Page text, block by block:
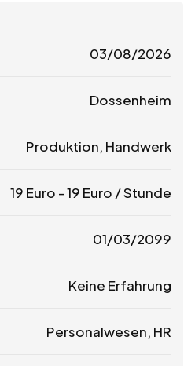
03/08/2026
Dossenheim
Produktion, Handwerk
19 Euro -19 Euro / Stunde
01/03/2099
Keine Erfahrung
Personalwesen, HR